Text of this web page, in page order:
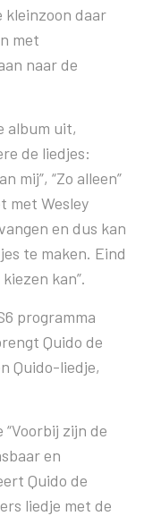
kleinzoon daar
met
naar de
album uit,
de liedjes:
mij”, “Zo alleen”
met Wesley
en dus kan
te maken. Eind
kan”.
programma
Quido de
Quido-liedje,
zijn de
en
Quido de
liedje met de